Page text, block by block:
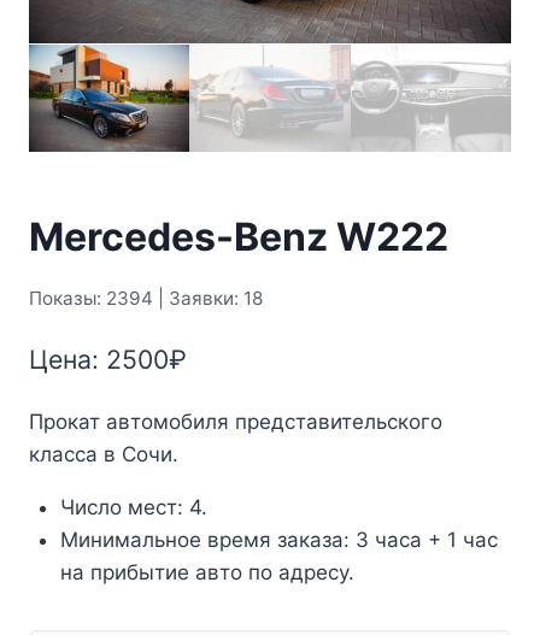
Mercedes-Benz W222
Показы: 2394 | Заявки: 18
Цена: 2500₽
Прокат автомобиля представительского
класса в Сочи.
Число мест: 4.
Минимальное время заказа: 3 часа + 1 час
на прибытие авто по адресу.